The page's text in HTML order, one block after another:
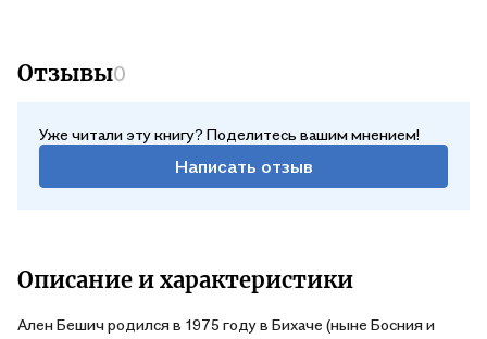
Отзывы0
Уже читали эту книгу? Поделитесь вашим мнением!
Написать отзыв
Описание и характеристики
Ален Бешич родился в 1975 году в Бихаче (ныне Босния и